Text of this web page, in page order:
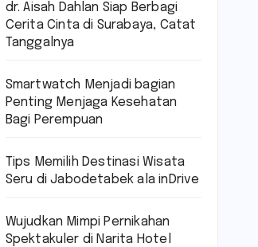
dr. Aisah Dahlan Siap Berbagi
Cerita Cinta di Surabaya, Catat
Tanggalnya
Smartwatch Menjadi bagian
Penting Menjaga Kesehatan
Bagi Perempuan
Tips Memilih Destinasi Wisata
Seru di Jabodetabek ala inDrive
Wujudkan Mimpi Pernikahan
Spektakuler di Narita Hotel